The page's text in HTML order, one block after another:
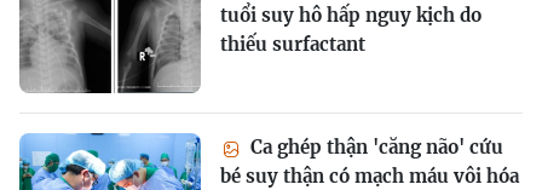
tuổi suy hô hấp nguy kịch do
thiếu surfactant
Ca ghép thận 'căng não' cứu
bé suy thận có mạch máu vôi hóa